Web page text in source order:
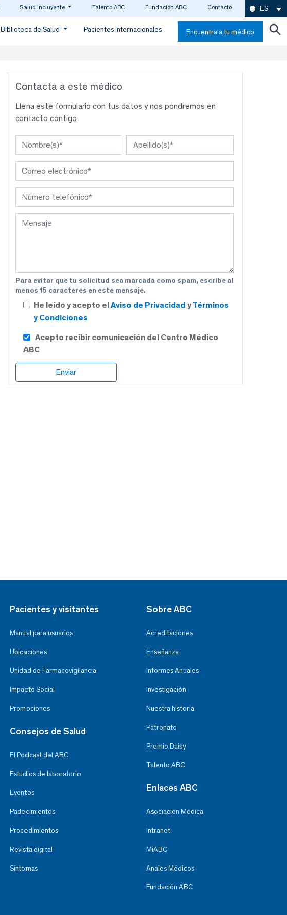
Salud Incluyente Talento ABC Fundación ABC Contacto ES
Biblioteca de Salud Pacientes Internacionales Encuentra a tu médico
Contacta a este médico
Llena este formulario con tus datos y nos pondremos en
contacto contigo
Para evitar que tu solicitud sea marcada como spam, escribe al
menos 15 caracteres en este mensaje.
He leído y acepto elAviso de Privacidad y Términos
y Condiciones
Acepto recibir comunicación del Centro Médico
ABC
Pacientes y visitantes
Manual para usuarios
Ubicaciones
Unidad de Farmacovigilancia
Impacto Social
Promociones
Consejos de Salud
El Podcast del ABC
Estudios de laboratorio
Eventos
Padecimientos
Procedimientos
Revista digital
Síntomas
Sobre ABC
Acreditaciones
Enseñanza
Informes Anuales
Investigación
Nuestra historia
Patronato
Premio Daisy
Talento ABC
Enlaces ABC
Asociación Médica
Intranet
MiABC
Anales Médicos
Fundación ABC